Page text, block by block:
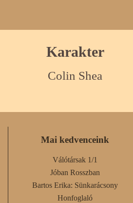
Karakter
Colin Shea
Mai kedvenceink
Válótársak 1/1
Jóban Rosszban
Bartos Erika: Sünkarácsony
Honfoglaló